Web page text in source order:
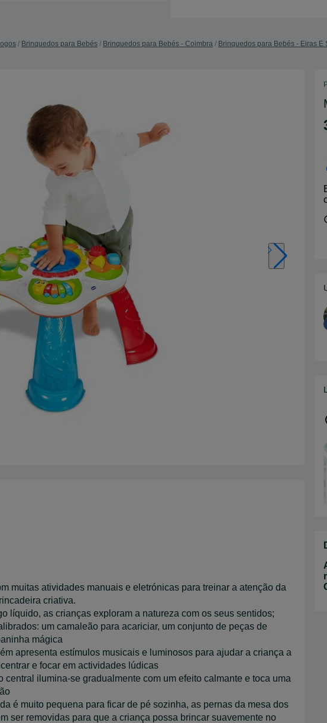
Brinquedos para Bebés Brinquedos para Bebés - Coimbra Brinquedos para Bebés - Eiras E
muitas atividades manuais e eletrónicas para treinar a atenção da
criativa.
líquido, as crianças exploram a natureza com os seus sentidos;
um camaleão para acariciar, um conjunto de peças de
mágica
apresenta estímulos musicais e luminosos para ajudar a criança a
e focar em actividades lúdicas
central ilumina-se gradualmente com um efeito calmante e toca uma
é muito pequena para ficar de pé sozinha, as pernas da mesa dos
ser removidas para que a criança possa brincar suavemente no